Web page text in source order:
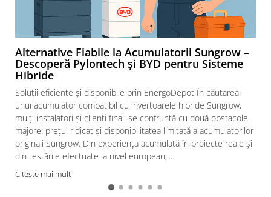
Separator fuzibil
Separator fuzibil aplicatii
fotovoltaice
Sigurante fuzibile
Aparataj
Aparataj modular
Standard German
Intrerupator
Alternative Fiabile la Acumulatorii Sungrow –
Descoperă Pylontech și BYD pentru Sisteme
Hibride
Soluții eficiente și disponibile prin EnergoDepot În căutarea
unui acumulator compatibil cu invertoarele hibride Sungrow,
mulți instalatori și clienți finali se confruntă cu două obstacole
majore: prețul ridicat și disponibilitatea limitată a acumulatorilor
originali Sungrow. Din experiența acumulată în proiecte reale și
din testările efectuate la nivel european,...
Citeste mai mult